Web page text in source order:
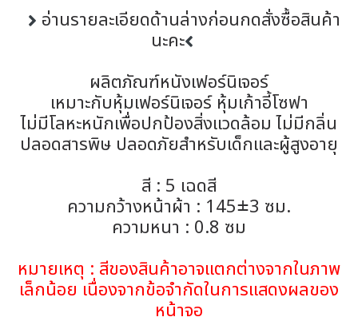
อ่านรายละเอียดด้านล่างก่อนกดสั่งซื้อสินค้า
นะคะ
ผลิตภัณฑ์หนังเฟอร์นิเจอร์
เหมาะกับหุ้มเฟอร์นิเจอร์ หุ้มเก้าอี้โซฟา
ไม่มีโลหะหนักเพื่อปกป้องสิ่งแวดล้อม ไม่มีกลิ่น
ปลอดสารพิษ ปลอดภัยสำหรับเด็กและผู้สูงอายุ
สี : 5 เฉดสี
ความกว้างหน้าผ้า : 145±3 ซม.
ความหนา : 0.8 ซม
หมายเหตุ : สีของสินค้าอาจแตกต่างจากในภาพ
เล็กน้อย เนื่องจากข้อจำกัดในการแสดงผลของ
หน้าจอ